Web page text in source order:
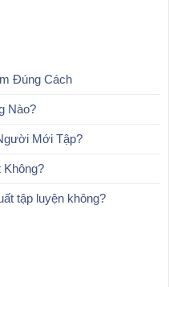
Đúng Cách
Nào?
Mới Tập?
Không?
tập luyện không?